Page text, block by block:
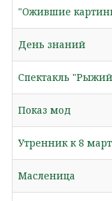
"Ожившие
День знаний
Спектакль
Показ мод
Утренник к 8
Масленица